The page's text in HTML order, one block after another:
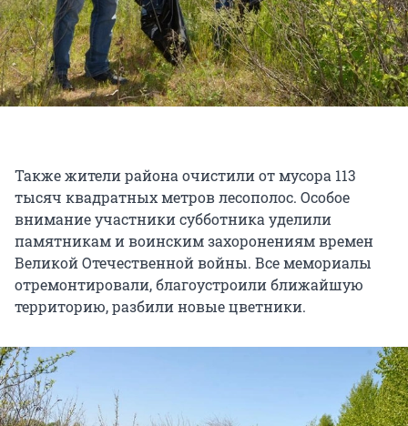
Также жители района очистили от мусора 113
тысяч квадратных метров лесополос. Особое
внимание участники субботника уделили
памятникам и воинским захоронениям времен
Великой Отечественной войны. Все мемориалы
отремонтировали, благоустроили ближайшую
территорию, разбили новые цветники.